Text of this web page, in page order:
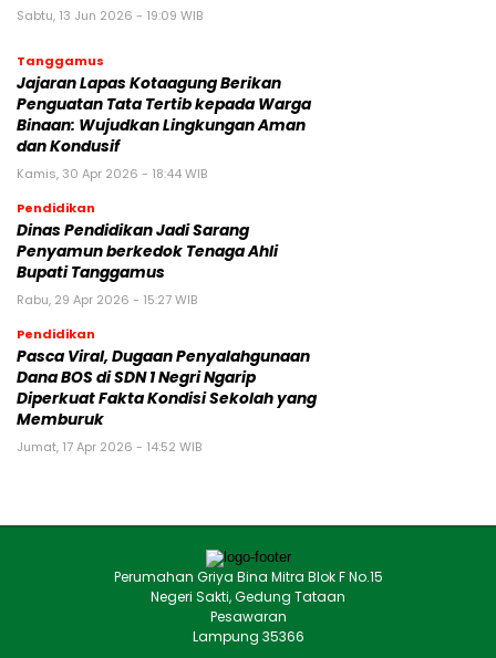
Sabtu, 13 Jun 2026 - 19:09 WIB
Tanggamus
Jajaran Lapas Kotaagung Berikan
Penguatan Tata Tertib kepada Warga
Binaan: Wujudkan Lingkungan Aman
dan Kondusif
Kamis, 30 Apr 2026 - 18:44 WIB
Pendidikan
Dinas Pendidikan Jadi Sarang
Penyamun berkedok Tenaga Ahli
Bupati Tanggamus
Rabu, 29 Apr 2026 - 15:27 WIB
Pendidikan
Pasca Viral, Dugaan Penyalahgunaan
Dana BOS di SDN 1 Negri Ngarip
Diperkuat Fakta Kondisi Sekolah yang
Memburuk
Jumat, 17 Apr 2026 - 14:52 WIB
Perumahan Griya Bina Mitra Blok F No.15
Negeri Sakti, Gedung Tataan
Pesawaran
Lampung 35366